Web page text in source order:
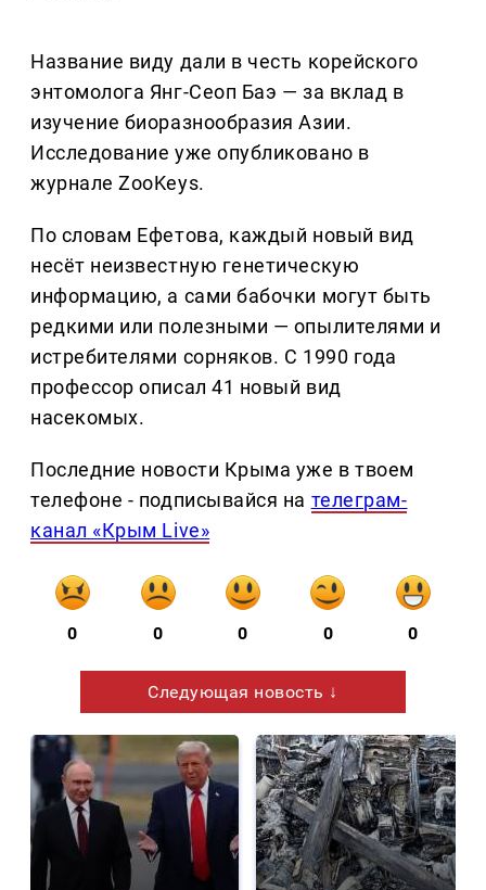
Название виду дали в честь корейского
энтомолога Янг-Сеоп Баэ — за вклад в
изучение биоразнообразия Азии.
Исследование уже опубликовано в
журнале ZooKeys.
По словам Ефетова, каждый новый вид
несёт неизвестную генетическую
информацию, а сами бабочки могут быть
редкими или полезными — опылителями и
истребителями сорняков. С 1990 года
профессор описал 41 новый вид
насекомых.
Последние новости Крыма уже в твоем
телефоне - подписывайся на телеграм-
канал «Крым Live»
0 0 0 0 0
Следующая новость ↓